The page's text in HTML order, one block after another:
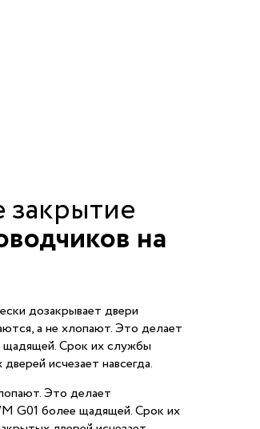
на
дозакрывает двери
а не хлопают. Это делает
щадящей. Срок их службы
исчезает навсегда.
Это делает
G01 более щадящей. Срок их